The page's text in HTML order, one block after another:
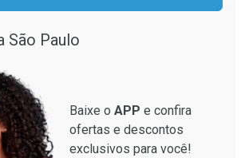
São Paulo
Baixe o APP e confira
ofertas e descontos
exclusivos para você!